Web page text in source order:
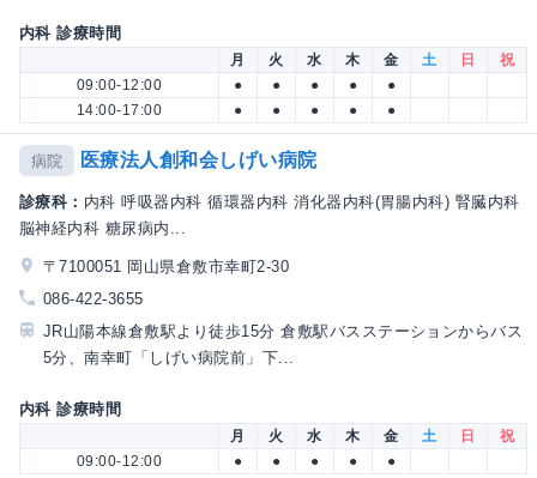
内科 診療時間
月 火 水 木 金 土 日
祝
09:00-12:00
● ● ● ●
●
14:00-17:00
● ● ● ● ●
病院 医療法人創和会しげい病院
診療科： 内科 呼吸器内科 循環器内科 消化器内科(胃腸内科) 腎臓内科
脳神経内科 糖尿病内...
〒7100051 岡山県倉敷市幸町2-30
086-422-3655
JR山陽本線倉敷駅より徒歩15分 倉敷駅バスステーションからバス
5分、南幸町「しげい病院前」下...
内科 診療時間
月 火 水 木 金 土 日
祝
09:00-12:00
● ● ● ● ●